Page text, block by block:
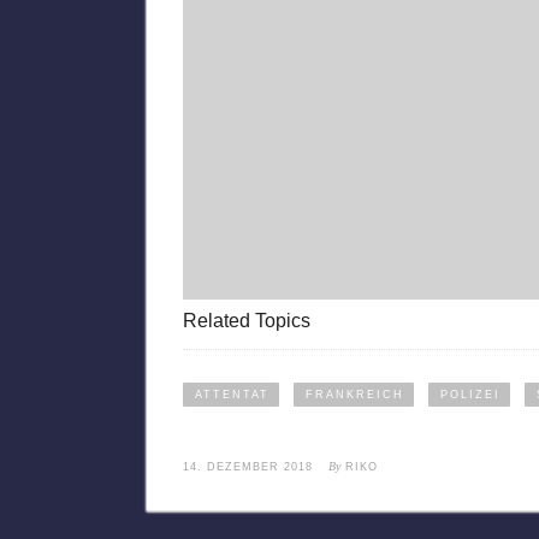
Related Topics
ATTENTAT FRANKREICH POLIZEI
14. DEZEMBER 2018 By RIKO